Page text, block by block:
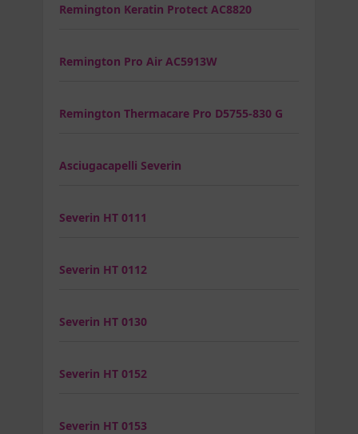
Remington Keratin Protect AC8820
Remington Pro Air AC5913W
Remington Thermacare Pro D5755-830 G
Asciugacapelli Severin
Severin HT 0111
Severin HT 0112
Severin HT 0130
Severin HT 0152
Severin HT 0153